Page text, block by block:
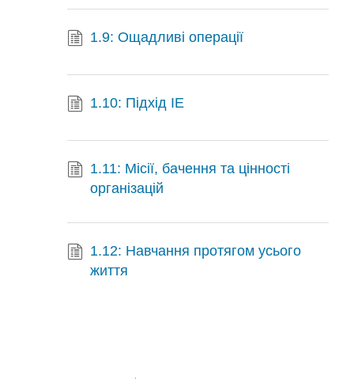
1.9: Ощадливі операції
1.10: Підхід IE
1.11: Місії, бачення та цінності
організацій
1.12: Навчання протягом усього
життя